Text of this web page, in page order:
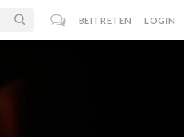
BEITRETEN LOGIN